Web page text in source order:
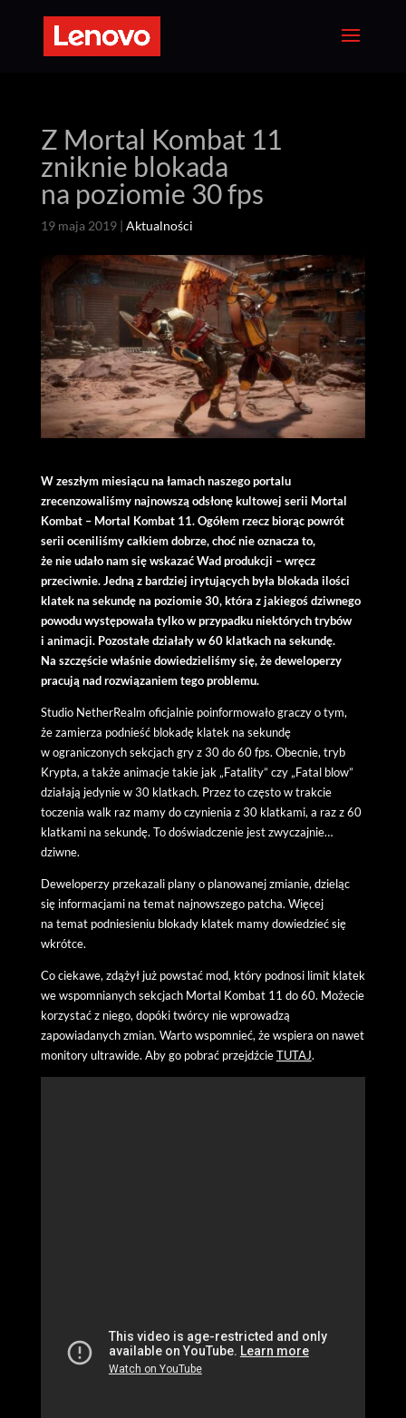
Z Mortal Kombat 11
zniknie blokada
na poziomie 30 fps
19 maja 2019| Aktualności
W zeszłym miesiącu na łamach naszego portalu
zrecenzowaliśmy najnowszą odsłonę kultowej serii Mortal
Kombat – Mortal Kombat 11. Ogółem rzecz biorąc powrót
serii oceniliśmy całkiem dobrze, choć nie oznacza to,
że nie udało nam się wskazać Wad produkcji – wręcz
przeciwnie. Jedną z bardziej irytujących była blokada ilości
klatek na sekundę na poziomie 30, która z jakiegoś dziwnego
powodu występowała tylko w przypadku niektórych trybów
i animacji. Pozostałe działały w 60 klatkach na sekundę.
Na szczęście właśnie dowiedzieliśmy się, że deweloperzy
pracują nad rozwiązaniem tego problemu.
Studio NetherRealm oficjalnie poinformowało graczy o tym,
że zamierza podnieść blokadę klatek na sekundę
w ograniczonych sekcjach gry z 30 do 60 fps. Obecnie, tryb
Krypta, a także animacje takie jak „Fatality” czy „Fatal blow”
działają jedynie w 30 klatkach. Przez to często w trakcie
toczenia walk raz mamy do czynienia z 30 klatkami, a raz z 60
klatkami na sekundę. To doświadczenie jest zwyczajnie…
dziwne.
Deweloperzy przekazali plany o planowanej zmianie, dzieląc
się informacjami na temat najnowszego patcha. Więcej
na temat podniesieniu blokady klatek mamy dowiedzieć się
wkrótce.
Co ciekawe, zdążył już powstać mod, który podnosi limit klatek
we wspomnianych sekcjach Mortal Kombat 11 do 60. Możecie
korzystać z niego, dopóki twórcy nie wprowadzą
zapowiadanych zmian. Warto wspomnieć, że wspiera on nawet
monitory ultrawide. Aby go pobrać przejdźcieTUTAJ.